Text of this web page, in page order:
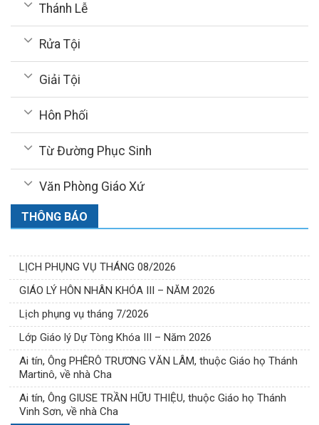
Thánh Lễ
Rửa Tội
Giải Tội
Hôn Phối
Từ Đường Phục Sinh
Văn Phòng Giáo Xứ
THÔNG BÁO
LỊCH PHỤNG VỤ THÁNG 08/2026
GIÁO LÝ HÔN NHÂN KHÓA III – NĂM 2026
Lịch phụng vụ tháng 7/2026
Lớp Giáo lý Dự Tòng Khóa III – Năm 2026
Ai tín, Ông PHÊRÔ TRƯƠNG VĂN LÂM, thuộc Giáo họ Thánh
Martinô, về nhà Cha
Ai tín, Ông GIUSE TRẦN HỮU THIỆU, thuộc Giáo họ Thánh
Vinh Sơn, về nhà Cha